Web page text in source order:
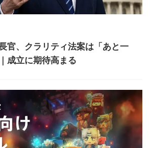
官、クラリティ法案は「あと一
成立に期待高まる